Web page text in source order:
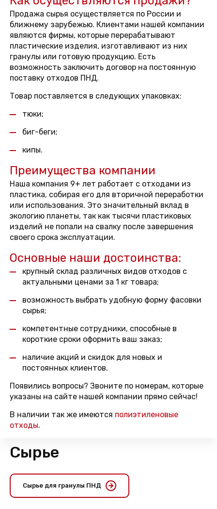
Продажа сырья осуществляется по России и
ближнему зарубежью. Клиентами нашей компании
являются фирмы, которые перерабатывают
пластические изделия, изготавливают из них
гранулы или готовую продукцию. Есть
возможность заключить договор на постоянную
поставку отходов ПНД.
Товар поставляется в следующих упаковках:
тюки;
биг-беги;
кипы.
Преимущества компании
Наша компания 9+ лет работает с отходами из
пластика, собирая его для вторичной переработки
или использования. Это значительный вклад в
экологию планеты, так как тысячи пластиковых
изделий не попали на свалку после завершения
своего срока эксплуатации.
Основные наши достоинства:
крупный склад различных видов отходов с
актуальными ценами за 1 кг товара;
возможность выбрать удобную форму фасовки
сырья;
компетентные сотрудники, способные в
короткие сроки оформить ваш заказ;
наличие акций и скидок для новых и
постоянных клиентов.
Появились вопросы? Звоните по номерам, которые
указаны на сайте нашей компании прямо сейчас!
В наличии так же имеются полиэтиленовые
отходы.
Сырье
Сырье для гранулы ПНД